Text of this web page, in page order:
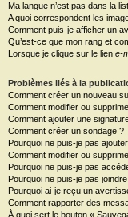
Ma langue n’est pas dans la
A quoi correspondent les
Comment puis-je afficher un
Qu’est-ce que mon rang et
Lorsque je clique sur le lien e-
Problèmes liés à la
Comment créer un nouveau
Comment modifier ou
Comment ajouter une
Comment créer un sondage ?
Pourquoi ne puis-je pas
Comment modifier ou
Pourquoi ne puis-je pas
Pourquoi ne puis-je pas
Pourquoi ai-je reçu un
Comment rapporter des
À quoi sert le bouton «